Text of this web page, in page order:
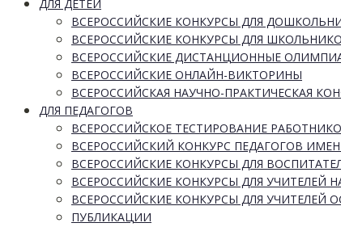
ДЛЯ ДЕТЕЙ
ВСЕРОССИЙСКИЕ КОНКУРСЫ ДЛЯ
ВСЕРОССИЙСКИЕ КОНКУРСЫ ДЛЯ
ВСЕРОССИЙСКИЕ ДИСТАНЦИОННЫЕ
ВСЕРОССИЙСКИЕ ОНЛАЙН-ВИКТОРИНЫ
ВСЕРОССИЙСКАЯ НАУЧНО-ПРАКТИЧЕСКАЯ
ДЛЯ ПЕДАГОГОВ
ВСЕРОССИЙСКОЕ ТЕСТИРОВАНИЕ
ВСЕРОССИЙСКИЙ КОНКУРС ПЕДАГОГОВ
ВСЕРОССИЙСКИЕ КОНКУРСЫ ДЛЯ
ВСЕРОССИЙСКИЕ КОНКУРСЫ ДЛЯ УЧИТЕЛЕЙ
ВСЕРОССИЙСКИЕ КОНКУРСЫ ДЛЯ
ПУБЛИКАЦИИ